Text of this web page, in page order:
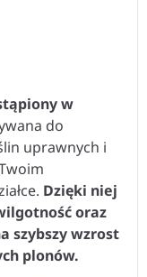
w
do
uprawnych i
Dzięki niej
oraz
szybszy wzrost
plonów.